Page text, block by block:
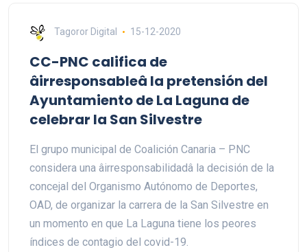
Tagoror Digital 15-12-2020
CC-PNC califica de
âirresponsableâ la pretensión del
Ayuntamiento de La Laguna de
celebrar la San Silvestre
El grupo municipal de Coalición Canaria – PNC
considera una âirresponsabilidadâ la decisión de la
concejal del Organismo Autónomo de Deportes,
OAD, de organizar la carrera de la San Silvestre en
un momento en que La Laguna tiene los peores
índices de contagio del covid-19.